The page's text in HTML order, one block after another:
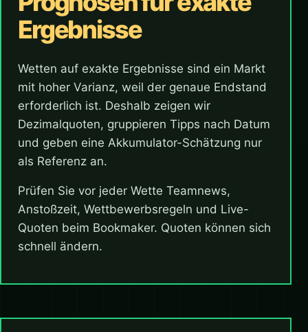
Ergebnisse
Wetten auf exakte Ergebnisse sind ein Markt
mit hoher Varianz, weil der genaue Endstand
erforderlich ist. Deshalb zeigen wir
Dezimalquoten, gruppieren Tipps nach Datum
und geben eine Akkumulator-Schätzung nur
als Referenz an.
Prüfen Sie vor jeder Wette Teamnews,
Anstoßzeit, Wettbewerbsregeln und Live-
Quoten beim Bookmaker. Quoten können sich
schnell ändern.